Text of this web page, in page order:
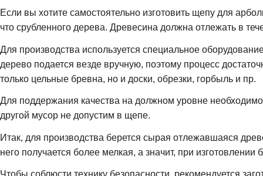
Если вы хотите самостоятельно изготовить щепу для
что срубленного дерева. Древесина должна отлежать в
Для производства используется специальное
дерево подается везде вручную, поэтому процесс
только цельные бревна, но и доски, обрезки, горбыль и пр.
Для поддержания качества на должном уровне
другой мусор не допустим в щепе.
Итак, для производства берется сырая отлежавшаяся
него получается более мелкая, а значит, при